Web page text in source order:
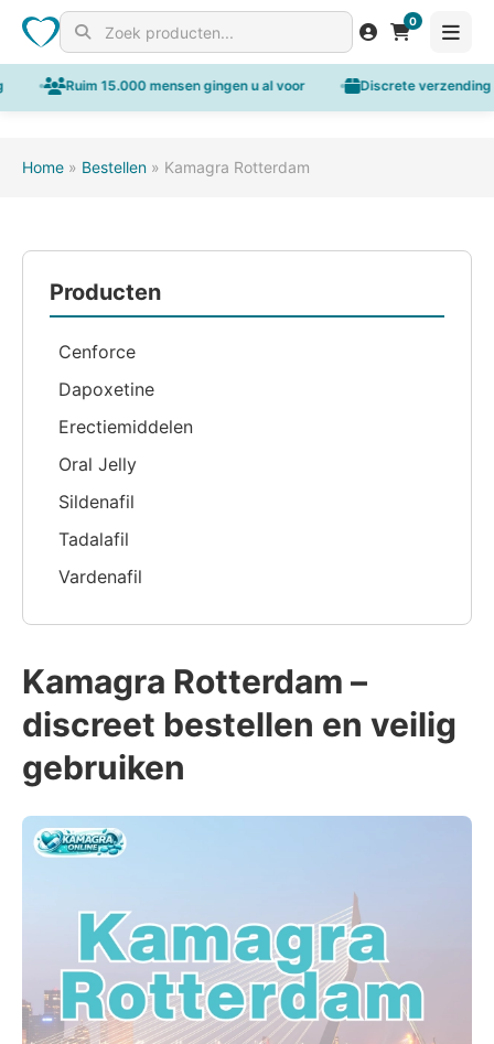
Search for products
0
Ruim 15.000 mensen gingen u al voor Discrete verzending in
Home » Bestellen » Kamagra Rotterdam
Producten
Cenforce
Dapoxetine
Erectiemiddelen
Oral Jelly
Sildenafil
Tadalafil
Vardenafil
Kamagra Rotterdam –
discreet bestellen en veilig
gebruiken